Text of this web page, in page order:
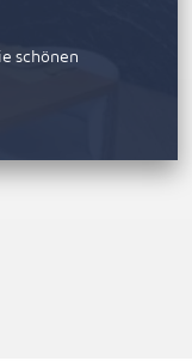
schönen